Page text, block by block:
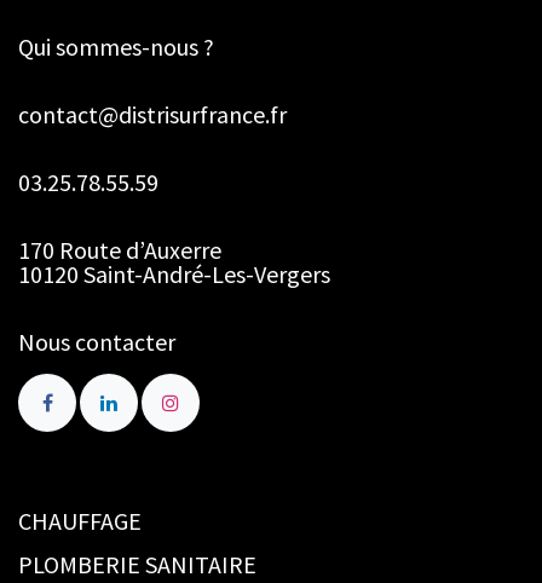
Qui sommes-nous ?
contact@distrisurfrance.fr
03.25.78.55.59
170 Route d’Auxerre
10120 Saint-André-Les-Vergers
Nous contacter
CHAUFFAGE
PLOMBERIE SANITAIRE